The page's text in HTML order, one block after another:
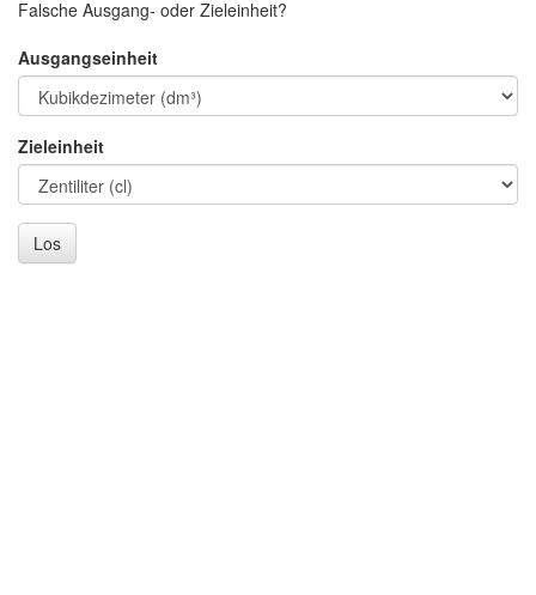
Falsche Ausgang- oder Zieleinheit?
Ausgangseinheit
Zieleinheit
Los